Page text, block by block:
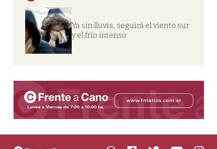
Ya sin lluvia, seguirá el viento sur
y el frío intenso